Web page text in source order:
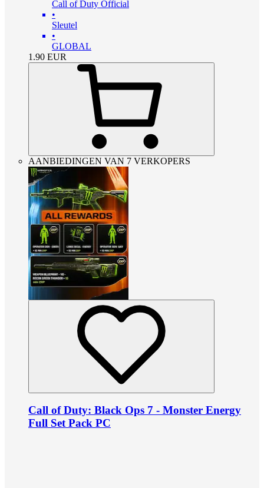
Call of Duty Official
•
Sleutel
•
GLOBAL
1.90 EUR
AANBIEDINGEN VAN 7 VERKOPERS
Call of Duty: Black Ops 7 - Monster Energy
Full Set Pack PC